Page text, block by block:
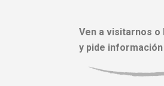
Ven a visitarnos o
y pide información